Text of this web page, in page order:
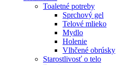
Toaletné potreby
Sprchový gel
Telové mlieko
Mydlo
Holenie
Vlhčené obrúsky
Starostlivosť o telo